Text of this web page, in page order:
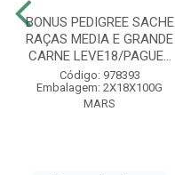
BONUS PEDIGREE SACHE
RAÇAS MEDIA E GRANDE
CARNE LEVE18/PAGUE...
Código: 978393
Embalagem: 2X18X100G
MARS